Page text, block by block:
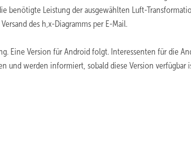
benötigte Leistung der ausgewählten Luft-
des h,x-Diagramms per E-Mail.
Eine Version für Android folgt. Interessenten für die
und werden informiert, sobald diese Version verfügbar